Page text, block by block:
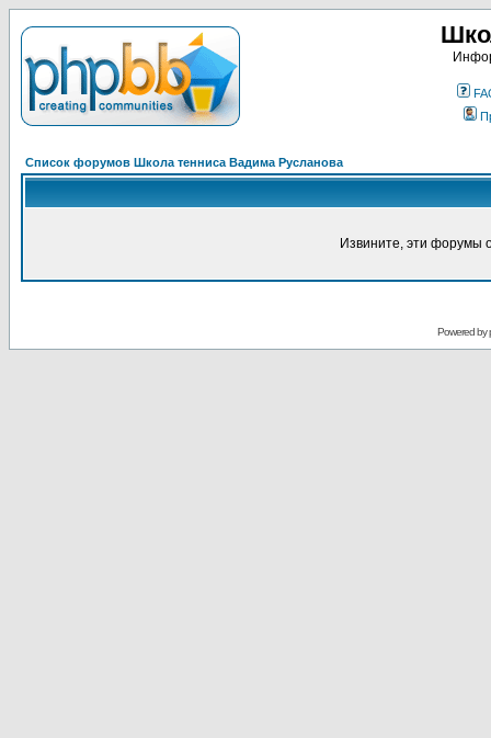
Список форумов Школа тенниса Вадима Русланова
Извините, эти форумы
Powered by